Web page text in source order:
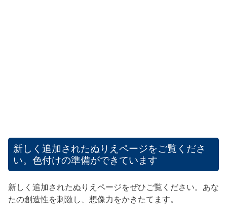
新しく追加されたぬりえページをご覧くださ
い。色付けの準備ができています
新しく追加されたぬりえページをぜひご覧ください。あな
たの創造性を刺激し、想像力をかきたてます。